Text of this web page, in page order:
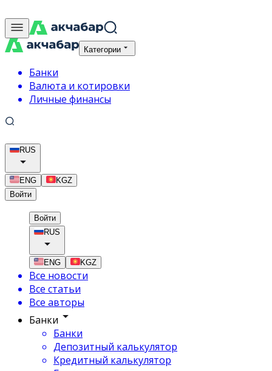
Категории
Банки
Валюта и котировки
Личные финансы
RUS
ENG
KGZ
Войти
Войти
RUS
ENG KGZ
Все новости
Все статьи
Все авторы
Банки
Банки
Депозитный калькулятор
Кредитный калькулятор